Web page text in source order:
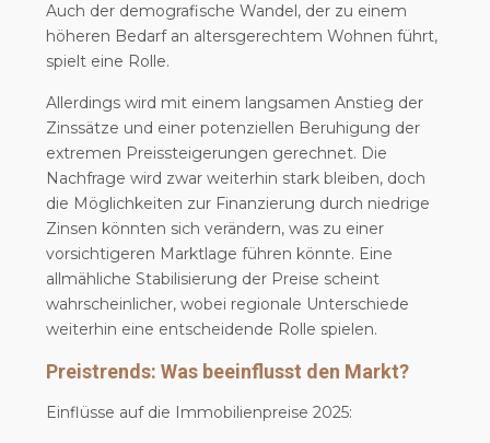
Auch der demografische Wandel, der zu einem
höheren Bedarf an altersgerechtem Wohnen führt,
spielt eine Rolle.
Allerdings wird mit einem langsamen Anstieg der
Zinssätze und einer potenziellen Beruhigung der
extremen Preissteigerungen gerechnet. Die
Nachfrage wird zwar weiterhin stark bleiben, doch
die Möglichkeiten zur Finanzierung durch niedrige
Zinsen könnten sich verändern, was zu einer
vorsichtigeren Marktlage führen könnte. Eine
allmähliche Stabilisierung der Preise scheint
wahrscheinlicher, wobei regionale Unterschiede
weiterhin eine entscheidende Rolle spielen.
Preistrends: Was beeinflusst den Markt?
Einflüsse auf die Immobilienpreise 2025: